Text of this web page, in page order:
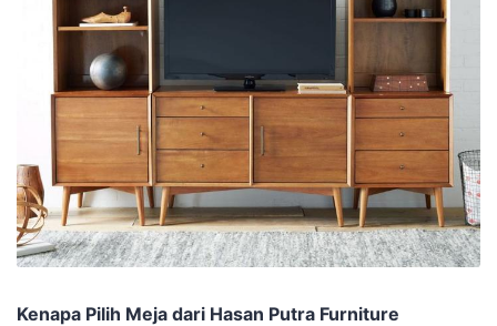
Kenapa Pilih Meja dari Hasan Putra Furniture